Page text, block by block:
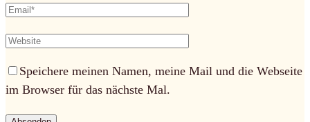
Speichere meinen Namen, meine Mail und die Webseite
im Browser für das nächste Mal.